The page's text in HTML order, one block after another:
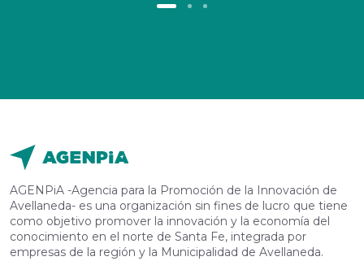
AGENPiA -Agencia para la Promoción de la Innovación de
Avellaneda- es una organización sin fines de lucro que tiene
como objetivo promover la innovación y la economía del
conocimiento en el norte de Santa Fe, integrada por
empresas de la región y la Municipalidad de Avellaneda.